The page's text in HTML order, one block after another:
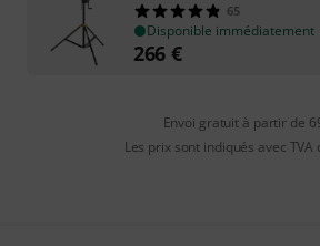
65
Disponible immédiatement
266 €
Envoi gratuit à partir de
Les prix sont indiqués avec TVA